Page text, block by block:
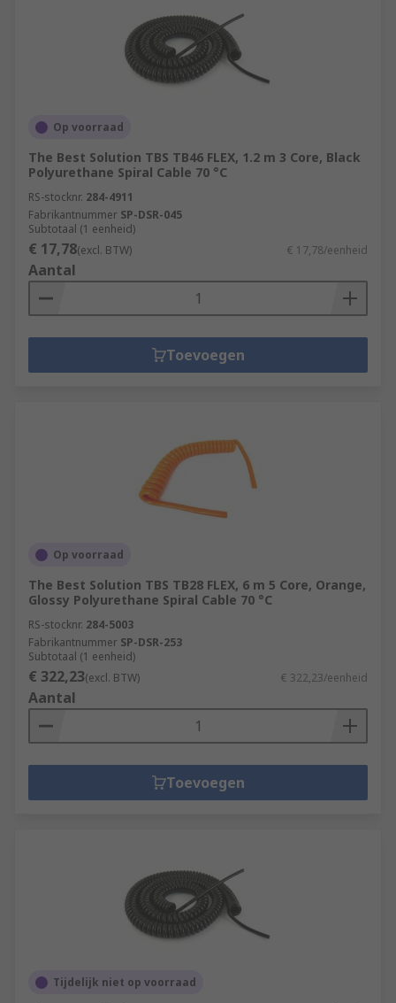
Op voorraad
The Best Solution TBS TB46 FLEX, 1.2 m 3 Core, Black
Polyurethane Spiral Cable 70 °C
RS-stocknr. 284-4911
Fabrikantnummer SP-DSR-045
Subtotaal (1 eenheid)
€ 17,78(excl. BTW) € 17,78/eenheid
Aantal
Toevoegen
Op voorraad
The Best Solution TBS TB28 FLEX, 6 m 5 Core, Orange,
Glossy Polyurethane Spiral Cable 70 °C
RS-stocknr. 284-5003
Fabrikantnummer SP-DSR-253
Subtotaal (1 eenheid)
€ 322,23(excl. BTW) € 322,23/eenheid
Aantal
Toevoegen
Tijdelijk niet op voorraad